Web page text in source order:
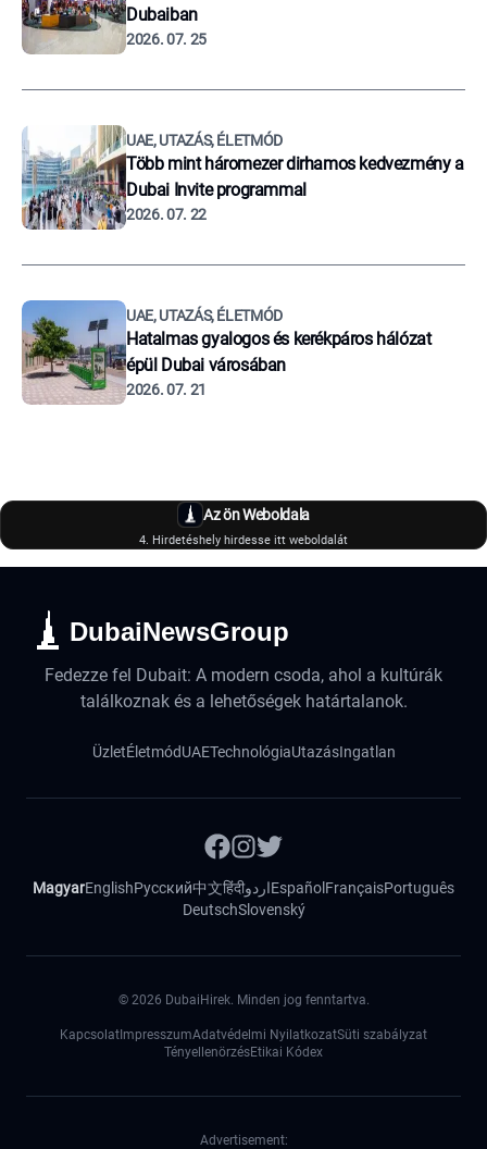
Dubaiban
2026. 07. 25
UAE, UTAZÁS, ÉLETMÓD
Több mint háromezer dirhamos kedvezmény a
Dubai Invite programmal
2026. 07. 22
UAE, UTAZÁS, ÉLETMÓD
Hatalmas gyalogos és kerékpáros hálózat
épül Dubai városában
2026. 07. 21
Az ön Weboldala
4. Hirdetéshely hirdesse itt weboldalát
DubaiNewsGroup
Fedezze fel Dubait: A modern csoda, ahol a kultúrák
találkoznak és a lehetőségek határtalanok.
ÜzletÉletmódUAETechnológiaUtazásIngatlan
MagyarEnglishРусский中文हिंदीاردوEspañol FrançaisPortuguês
DeutschSlovenský
© 2026 DubaiHirek. Minden jog fenntartva.
Kapcsolat ImpresszumAdatvédelmi NyilatkozatSüti szabályzat
TényellenörzésEtikai Kódex
Advertisement: